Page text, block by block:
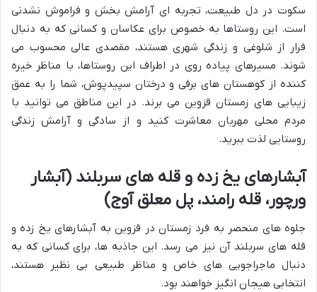
سکوت در دل طبیعت، تجربه ای آرامش بخش و فراموش نشدنی
است. این روستاها به خصوص برای عکاسان و کسانی که به دنبال
فرار از شلوغی و زندگی شهری هستند، مقصدی عالی محسوب می
شوند. مسیرهای پیاده روی در اطراف این روستاها، با مناظر خیره
کننده از کوهستان های برفی و درختان سپیدپوش، شما را به عمق
زیبایی های زمستان قزوین می برند. در این مناطق می توانید با
مردم محلی مهربان معاشرت کنید و از سادگی و آرامش زندگی
روستایی لذت ببرید.
آبشارهای یخ زده و قله های سربلند (آبشار
ورچور، قله رامند، پل معلق آوج)
جلوه های منحصر به فرد زمستان در قزوین به آبشارهای یخ زده و
قله های سربلند آن نیز می رسد. این جاذبه ها، برای کسانی که به
دنبال ماجراجویی های خاص و مناظر طبیعی بی نظیر هستند،
انتخابی هیجان انگیز خواهند بود.